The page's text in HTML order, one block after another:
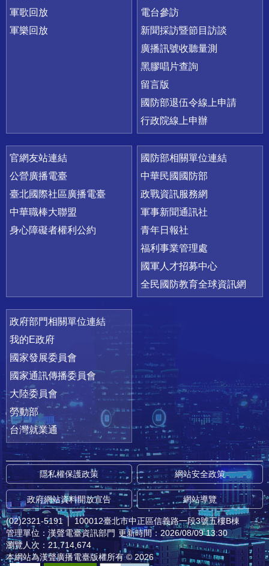
軍歌回放
軍樂回放
電台參訪
新聞採訪暨節目訪談
廣播訊號收聽量測
黑膠唱片查詢
留言版
國防部退伍令線上申請
行政院線上申辦
官網友站連結
公營廣播電臺
臺北國際社區廣播電臺
中華職棒大聯盟
身心障礙者權利公約
國防部相關單位連結
中華民國國防部
政戰資訊服務網
軍事新聞通訊社
青年日報社
福利事業管理處
國軍人才招募中心
全民國防教育全球資訊網
政府部門相關單位連結
我的E政府
國家發展委員會
國家通訊傳播委員會
大陸委員會
勞動部
台灣就業通
隱私權保護政策 網站安全政策
政府網站資料開放宣告 網站導覽
(02)2321-5191 │ 100012臺北市中正區信義路一段3號五樓B棟
管理單位：漢聲電臺資訊部門 更新時間：2026/08/09 13:30
瀏覽人次：21,714,674
本網站為漢聲廣播電臺版權所有 © 2026